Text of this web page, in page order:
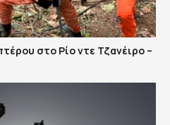
στο Ρίο ντε Τζανέιρο –